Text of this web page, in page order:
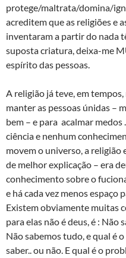
protege/maltrata/domina/
acreditem que as religiões e
inventaram a partir do nada
suposta criatura, deixa-me
espírito das pessoas.
A religião já teve, em
manter as pessoas únidas –
bem – e para acalmar medos
ciência e nenhum
movem o universo, a religião
de melhor explicação – era
conhecimento sobre o
e há cada vez menos espaço
Existem obviamente muitas
para elas não é deus, é : Não
Não sabemos tudo, e qual é
saber.. ou não. E qual é o